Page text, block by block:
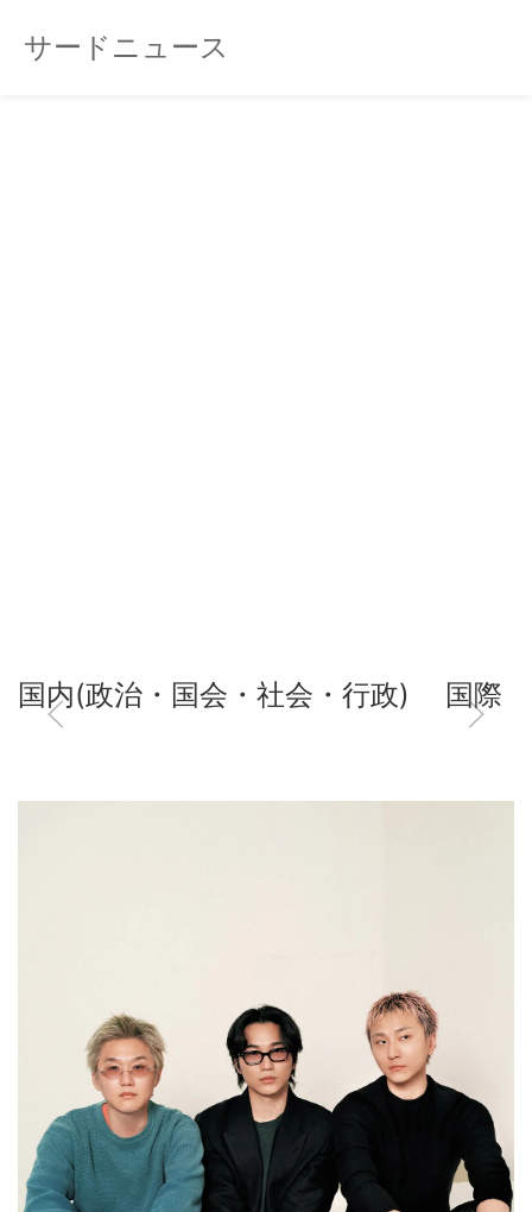
サードニュース
国内(政治・国会・社会・行政) 国際